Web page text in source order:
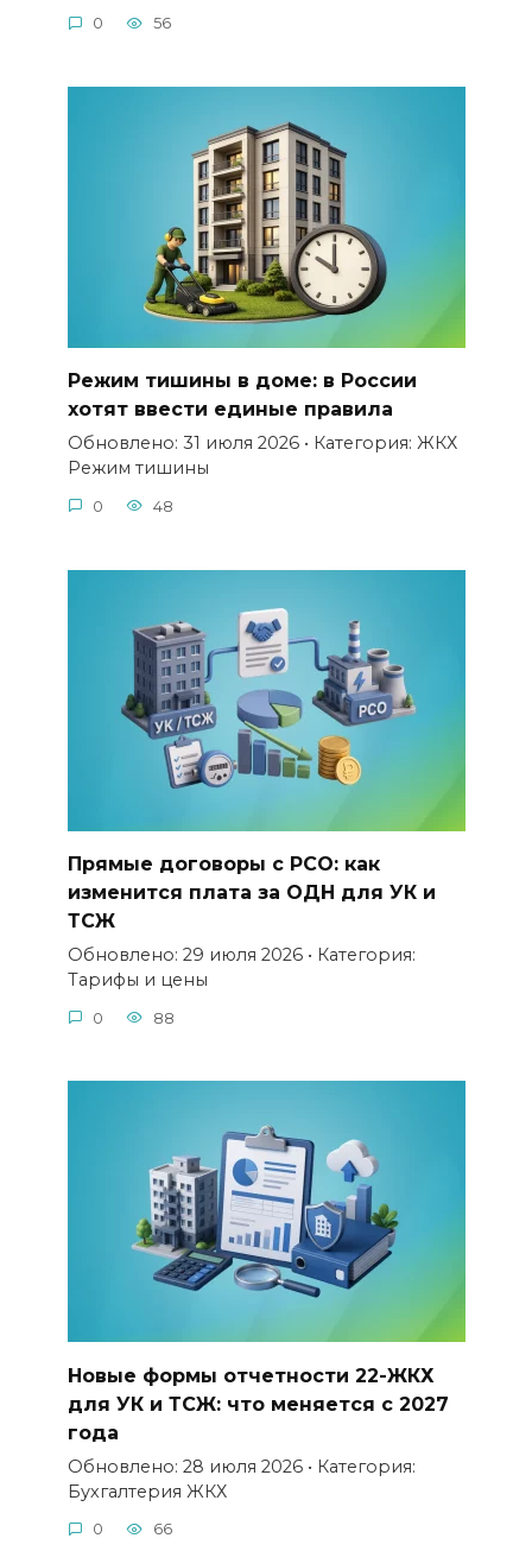
0 56
Режим тишины в доме: в России
хотят ввести единые правила
Обновлено: 31 июля 2026 • Категория: ЖКХ
Режим тишины
0 48
Прямые договоры с РСО: как
изменится плата за ОДН для УК и
ТСЖ
Обновлено: 29 июля 2026 • Категория:
Тарифы и цены
0 88
Новые формы отчетности 22-ЖКХ
для УК и ТСЖ: что меняется с 2027
года
Обновлено: 28 июля 2026 • Категория:
Бухгалтерия ЖКХ
0 66